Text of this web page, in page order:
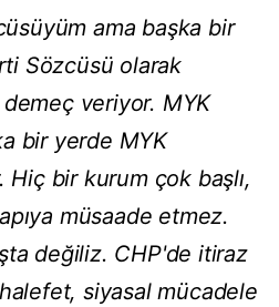
ama başka bir
Sözcüsü olarak
demeç veriyor. MYK
bir yerde MYK
Hiç bir kurum çok başlı,
müsaade etmez.
değiliz. CHP'de itiraz
siyasal mücadele